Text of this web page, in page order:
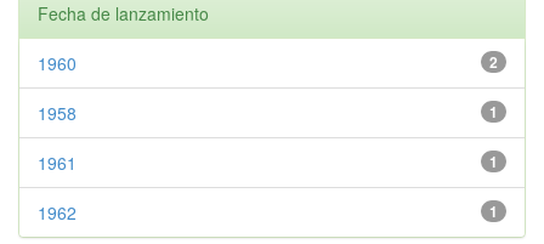
Fecha de lanzamiento
2
1960
1
1958
1
1961
1
1962